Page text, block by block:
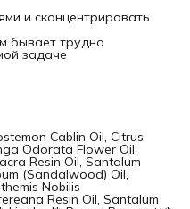
и сконцентрировать
бывает трудно
задаче
Cablin Oil, Citrus
Odorata Flower Oil,
Resin Oil, Santalum
(Sandalwood) Oil,
Nobilis
Resin Oil, Santalum